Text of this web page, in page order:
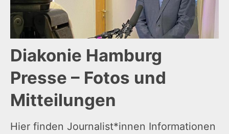
Diakonie Hamburg
Presse – Fotos und
Mitteilungen
Hier finden Journalist*innen Informationen